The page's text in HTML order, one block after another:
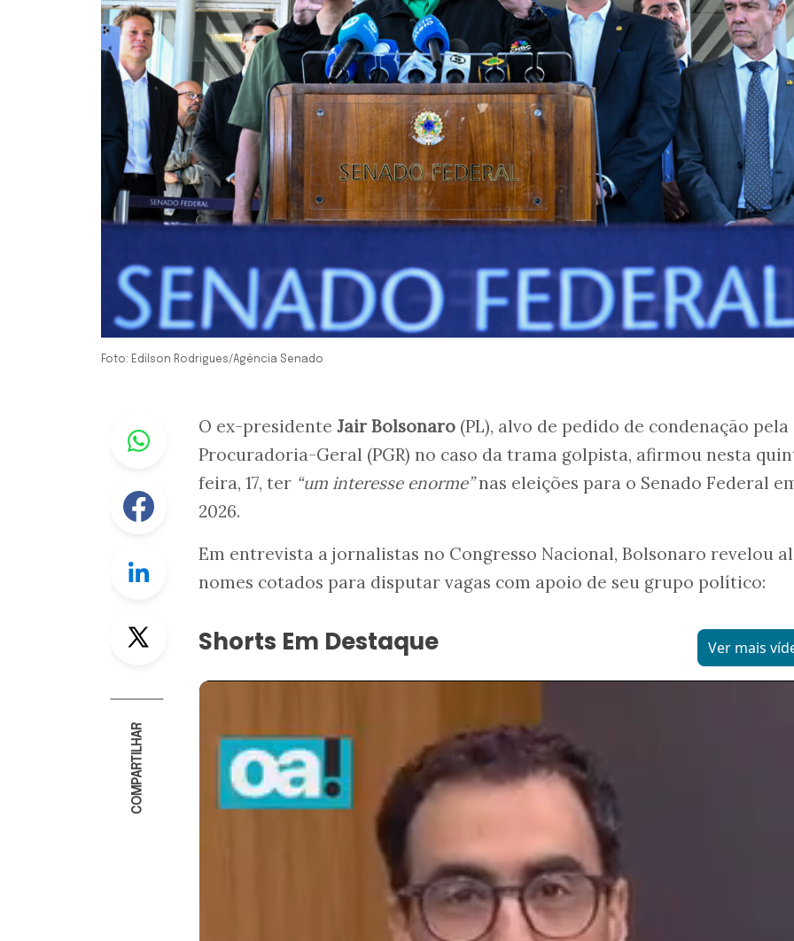
Foto: Edilson Rodrigues/Agência Senado
Whastapp
Facebook
Linkedin
COMPARTILHAR
O ex-presidente Jair Bolsonaro (PL), alvo de pedido de condenação pela
Procuradoria-Geral (PGR) no caso da trama golpista, afirmou nesta
feira, 17, ter “um interesse enorme”nas eleições para o Senado Federal
2026.
Em entrevista a jornalistas no Congresso Nacional, Bolsonaro revelou
nomes cotados para disputar vagas com apoio de seu grupo político:
Shorts Em Destaque Ver mais